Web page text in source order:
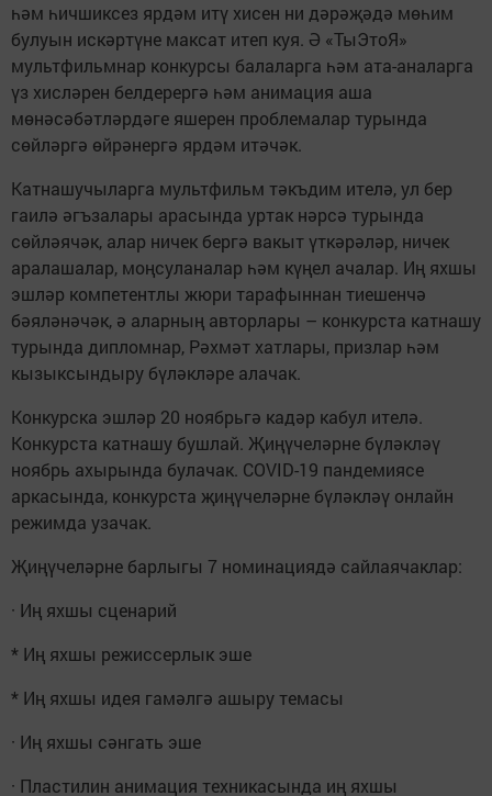
һәм һичшиксез ярдәм итү хисен ни дәрәҗәдә мөһим
булуын искәртүне максат итеп куя. Ә «ТыЭтоЯ»
мультфильмнар конкурсы балаларга һәм ата-аналарга
үз хисләрен белдерергә һәм анимация аша
мөнәсәбәтләрдәге яшерен проблемалар турында
сөйләргә өйрәнергә ярдәм итәчәк.
Катнашучыларга мультфильм тәкъдим ителә, ул бер
гаилә әгъзалары арасында уртак нәрсә турында
сөйләячәк, алар ничек бергә вакыт үткәрәләр, ничек
аралашалар, моңсуланалар һәм күңел ачалар. Иң яхшы
эшләр компетентлы жюри тарафыннан тиешенчә
бәяләнәчәк, ә аларның авторлары – конкурста катнашу
турында дипломнар, Рәхмәт хатлары, призлар һәм
кызыксындыру бүләкләре алачак.
Конкурска эшләр 20 ноябрьгә кадәр кабул ителә.
Конкурста катнашу бушлай. Җиңүчеләрне бүләкләү
ноябрь ахырында булачак. COVID-19 пандемиясе
аркасында, конкурста җиңүчеләрне бүләкләү онлайн
режимда узачак.
Җиңүчеләрне барлыгы 7 номинациядә сайлаячаклар:
· Иң яхшы сценарий
* Иң яхшы режиссерлык эше
* Иң яхшы идея гамәлгә ашыру темасы
· Иң яхшы сәнгать эше
· Пластилин анимация техникасында иң яхшы